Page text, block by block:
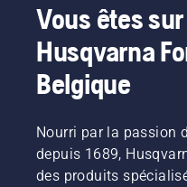
Vous êtes
Husqvarna
Belgique
Nourri par la passion
depuis 1689,
des produits